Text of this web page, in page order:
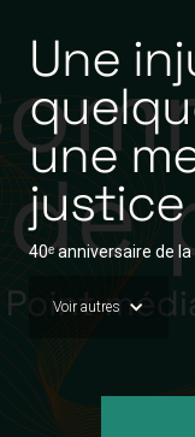
Une
une
40ᵉ anniversaire de
Voir autres